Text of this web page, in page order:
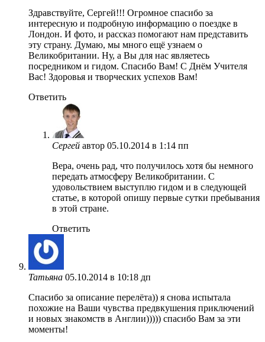
Здравствуйте, Сергей!!! Огромное спасибо за
интересную и подробную информацию о поездке в
Лондон. И фото, и рассказ помогают нам представить
эту страну. Думаю, мы много ещё узнаем о
Великобритании. Ну, а Вы для нас являетесь
посредником и гидом. Спасибо Вам! С Днём Учителя
Вас! Здоровья и творческих успехов Вам!
Ответить
Сергей автор 05.10.2014 в 1:14 пп
Вера, очень рад, что получилось хотя бы немного
передать атмосферу Великобритании. С
удовольствием выступлю гидом и в следующей
статье, в которой опишу первые сутки пребывания
в этой стране.
Ответить
Татьяна 05.10.2014 в 10:18 дп
Спасибо за описание перелёта)) я снова испытала
похожие на Ваши чувства предвкушения приключений
и новых знакомств в Англии))))) спасибо Вам за эти
моменты!